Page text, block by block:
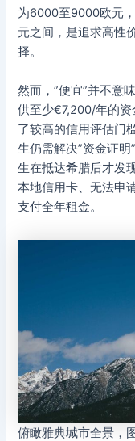
为6000至9000欧元
元之间，是追求高性
择。
然而，”便宜”并不意
供至少€7,200/年的
了较高的信用评估
生仍需解决”资金证
生在抵达希腊后才发
本地信用卡、无法申
支付全年租金。
俯瞰雅典城市全景，